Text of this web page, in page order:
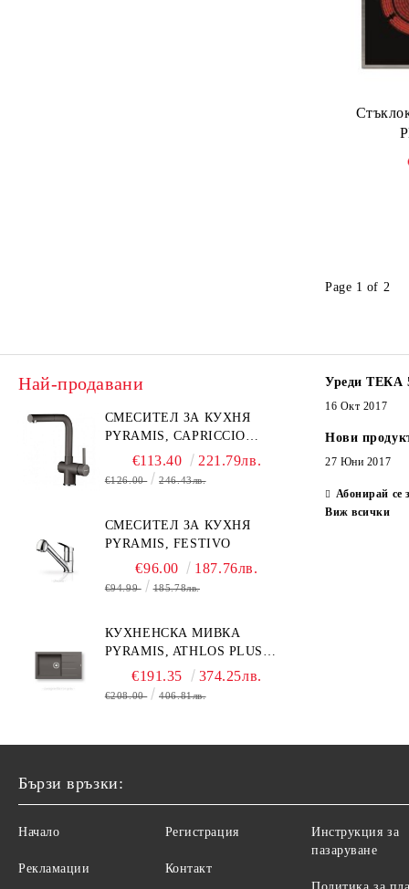
Page 1 of 2
Най-продавани
СМЕСИТЕЛ ЗА КУХНЯ
PYRAMIS, CAPRICCIO
PYRAGRANITE
€113.40 221.79лв.
€126.00 246.43лв.
СМЕСИТЕЛ ЗА КУХНЯ
PYRAMIS, FESTIVO
€96.00 187.76лв.
€94.99 185.78лв.
КУХНЕНСКА МИВКА
PYRAMIS, ATHLOS PLUS
(86X50) 1B 1D
€191.35 374.25лв.
€208.00 406.81лв.
Уреди ТЕКА
16 Окт 2017
Нови
27 Юни 2017
Абонирай се
Виж всички
Бързи връзки:
Начало
Рекламации
Регистрация
Контакт
Инструкция за
пазаруване